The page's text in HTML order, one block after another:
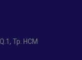
Tp. HCM